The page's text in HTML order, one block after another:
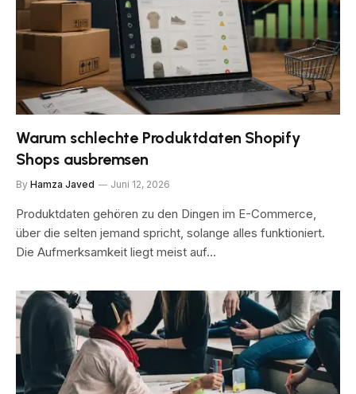
Warum schlechte Produktdaten Shopify
Shops ausbremsen
By Hamza Javed Juni 12, 2026
Produktdaten gehören zu den Dingen im E-Commerce,
über die selten jemand spricht, solange alles funktioniert.
Die Aufmerksamkeit liegt meist auf…